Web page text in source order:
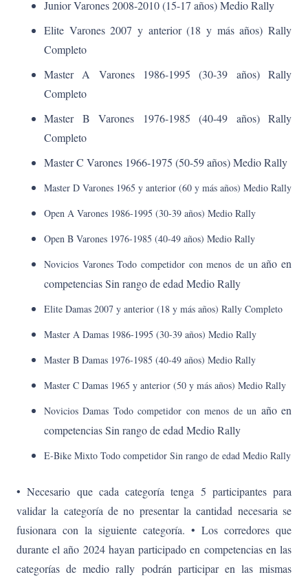
Junior Varones 2008-2010 (15-17 años) Medio Rally
Elite Varones 2007 y anterior (18 y más años) Rally
Completo
Master A Varones 1986-1995 (30-39 años) Rally
Completo
Master B Varones 1976-1985 (40-49 años) Rally
Completo
Master C Varones 1966-1975 (50-59 años) Medio Rally
Master D Varones 1965 y anterior (60 y más años) Medio Rally
Open A Varones 1986-1995 (30-39 años) Medio Rally
Open B Varones 1976-1985 (40-49 años) Medio Rally
Novicios Varones Todo competidor con menos de unaño en
competencias Sin rango de edad Medio Rally
Elite Damas 2007 y anterior (18 y más años) Rally Completo
Master A Damas 1986-1995 (30-39 años) Medio Rally
Master B Damas 1976-1985 (40-49 años) Medio Rally
Master C Damas 1965 y anterior (50 y más años) Medio Rally
Novicios Damas Todo competidor con menos de un año en
competencias Sin rango de edad Medio Rally
E-Bike Mixto Todo competidor Sin rango de edad Medio Rally
• Necesario que cada categoría tenga 5 participantes para
validar la categoría de no presentar la cantidad necesaria se
fusionara con la siguiente categoría. • Los corredores que
durante el año 2024 hayan participado en competencias en las
categorías de medio rally podrán participar en las mismas